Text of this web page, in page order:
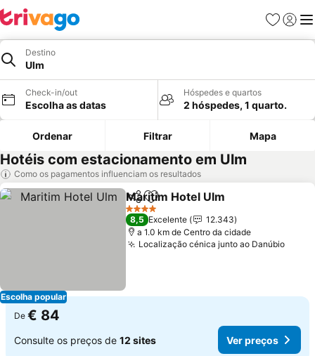
Favoritos
Iniciar
Destino
Ulm
Check-in/out
Escolha as datas
Hóspedes e quartos
2 hóspedes, 1 quarto.
Ordenar Filtrar Mapa
Hotéis com estacionamento em Ulm
Como os pagamentos influenciam os resultados
Escolha popular
PartilharAdicionar aos favoritos
Maritim Hotel Ulm
4 Estrelas
8,5 Excelente
12.343
a 1.0 km de Centro da cidade
Localização cénica junto ao Danúbio
De € 84
Consulte os preços de 12 sites Ver preços